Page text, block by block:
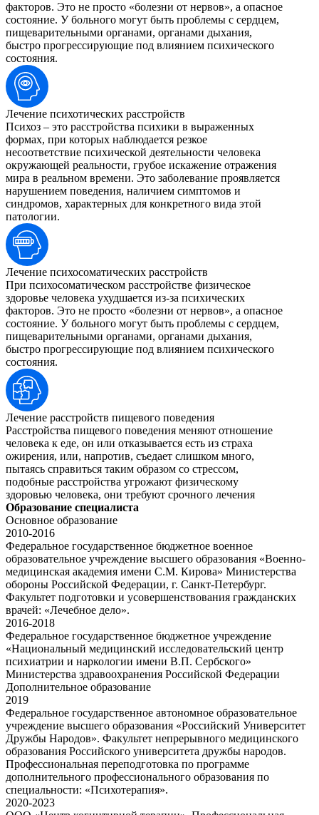
факторов. Это не просто «болезни от нервов», а опасное
состояние. У больного могут быть проблемы с сердцем,
пищеварительными органами, органами дыхания,
быстро прогрессирующие под влиянием психического
состояния.
Лечение психотических расстройств
Психоз – это расстройства психики в выраженных
формах, при которых наблюдается резкое
несоответствие психической деятельности человека
окружающей реальности, грубое искажение отражения
мира в реальном времени. Это заболевание проявляется
нарушением поведения, наличием симптомов и
синдромов, характерных для конкретного вида этой
патологии.
Лечение психосоматических расстройств
При психосоматическом расстройстве физическое
здоровье человека ухудшается из-за психических
факторов. Это не просто «болезни от нервов», а опасное
состояние. У больного могут быть проблемы с сердцем,
пищеварительными органами, органами дыхания,
быстро прогрессирующие под влиянием психического
состояния.
Лечение расстройств пищевого поведения
Расстройства пищевого поведения меняют отношение
человека к еде, он или отказывается есть из страха
ожирения, или, напротив, съедает слишком много,
пытаясь справиться таким образом со стрессом,
подобные расстройства угрожают физическому
здоровью человека, они требуют срочного лечения
Образование специалиста
Основное образование
2010-2016
Федеральное государственное бюджетное военное
образовательное учреждение высшего образования «Военно-
медицинская академия имени С.М. Кирова» Министерства
обороны Российской Федерации, г. Санкт-Петербург.
Факультет подготовки и усовершенствования гражданских
врачей: «Лечебное дело».
2016-2018
Федеральное государственное бюджетное учреждение
«Национальный медицинский исследовательский центр
психиатрии и наркологии имени В.П. Сербского»
Министерства здравоохранения Российской Федерации
Дополнительное образование
2019
Федеральное государственное автономное образовательное
учреждение высшего образования «Российский Университет
Дружбы Народов». Факультет непрерывного медицинского
образования Российского университета дружбы народов.
Профессиональная переподготовка по программе
дополнительного профессионального образования по
специальности: «Психотерапия».
2020-2023